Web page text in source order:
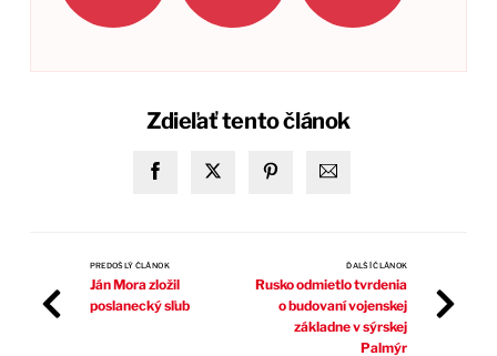
Zdieľať tento článok
PREDOŠLÝ ČLÁNOK
Ján Mora zložil
poslanecký sľub
ĎALŠÍ ČLÁNOK
Rusko odmietlo tvrdenia
o budovaní vojenskej
základne v sýrskej
Palmýr